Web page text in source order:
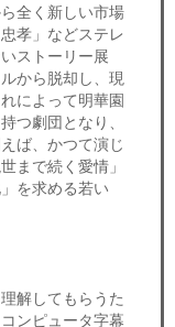
全く新しい市場
孝」などステレ
ストーリー展
から脱却し、現
によって明華園
つ劇団となり、
ば、かつて演じ
まで続く愛情」
を求める若い
解してもらうた
ンピュータ字幕